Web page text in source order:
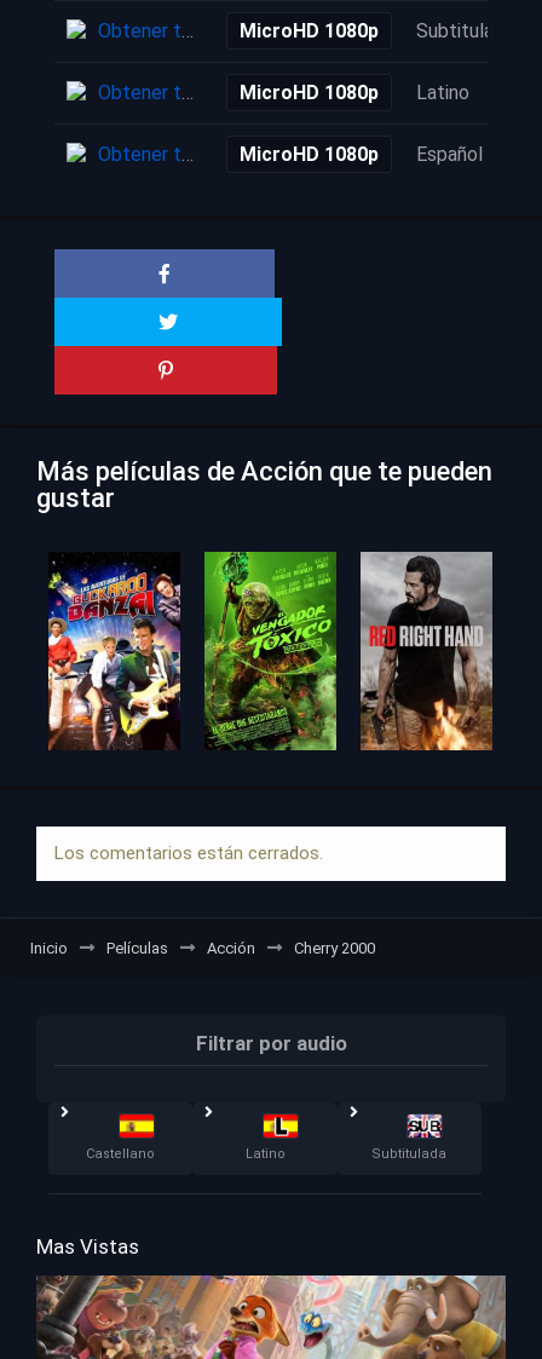
Obtener torrent MicroHD 1080p Subtitulada
Obtener torrent MicroHD 1080p Latino
Obtener torrent MicroHD 1080p Español
Más películas de Acción que te pueden
gustar
Los comentarios están cerrados.
Inicio Películas Acción Cherry 2000
Filtrar por audio
Castellano Latino Subtitulada
Mas Vistas